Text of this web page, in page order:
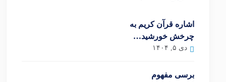
اشاره قرآن کریم به
چرخش خورشید…
دی ۵, ۱۴۰۴
برسی مفهوم